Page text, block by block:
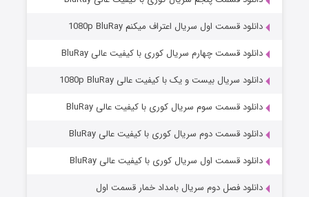
مردگان متحرک: شهر مرده ۳
قسمت2 (زیرنویس) منتشر شد
دانلود قسمت اول سریال اعتراف میکنم 1080p BluRay
دانلود قسمت چهارم سریال کوری با کیفیت عالی BluRay
دانلود سریال بیست و یک با کیفیت عالی 1080p BluRay
دانلود قسمت سوم سریال کوری با کیفیت عالی BluRay
دانلود قسمت دوم سریال کوری با کیفیت عالی BluRay
دانلود قسمت اول سریال کوری با کیفیت عالی BluRay
دانلود فصل دوم سریال بامداد خمار قسمت اول